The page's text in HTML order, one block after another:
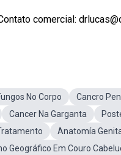
comercial:
No Corpo Cancro
Cancer Na Garganta
Anatomía
Geográfico Em Couro